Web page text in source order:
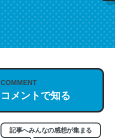
COMMENT
コメントで知る
記事へみんなの感想が集まる
これは名文。彼はとてもクレバ
もお勧め。自分はこの流れ好
─今のこの状況が信じられるかい？ by